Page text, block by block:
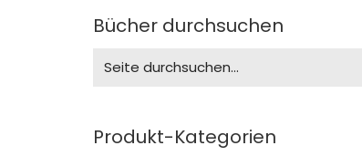
Bücher durchsuchen
for:
Produkt-Kategorien